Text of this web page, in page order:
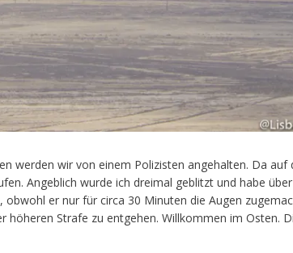
werden wir von einem Polizisten angehalten. Da auf
Angeblich wurde ich dreimal geblitzt und habe
er nur für circa 30 Minuten die Augen
höheren Strafe zu entgehen. Willkommen im Osten.